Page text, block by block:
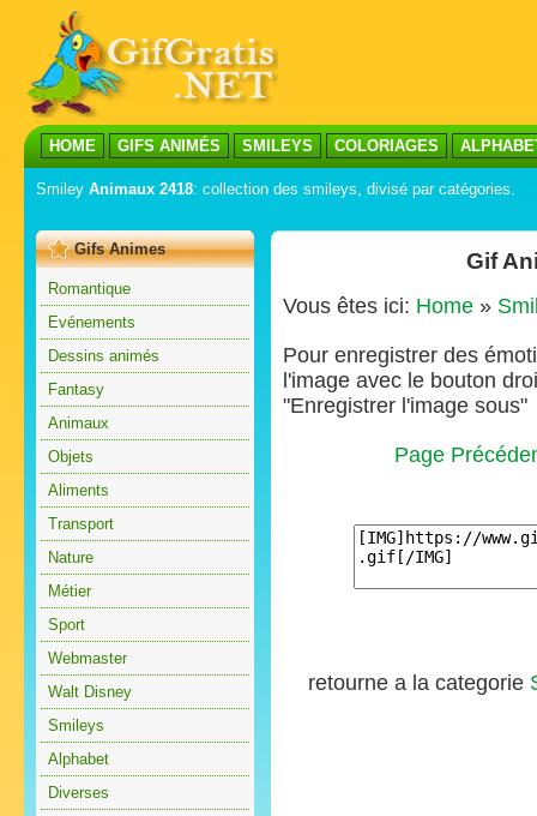
HOME GIFS ANIMÉS SMILEYS COLORIAGES
Smiley Animaux 2418: collection des smileys, divisé par catégories.
Gifs Animes
Romantique
Evénements
Dessins animés
Fantasy
Animaux
Objets
Aliments
Transport
Nature
Métier
Sport
Webmaster
Walt Disney
Smileys
Alphabet
Diverses
Gif
Vous êtes ici: Home »
Pour enregistrer des
l'image avec le bouton
"Enregistrer l'image sous"
Page
retourne a la categorie